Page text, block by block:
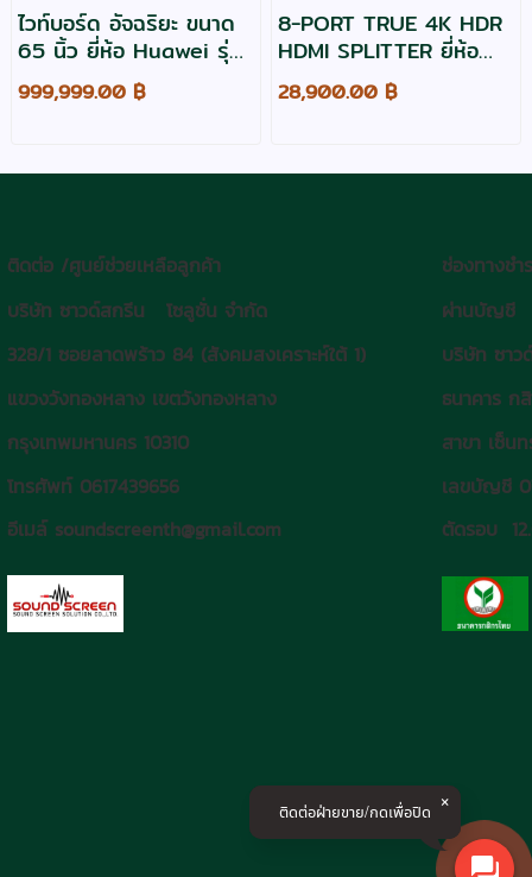
ไวท์บอร์ด อัจฉริยะ ขนาด
65 นิ้ว ยี่ห้อ Huawei รุ่น
Ideahub ES2 Plus
999,999.00 ฿
8-PORT TRUE 4K HDR
HDMI SPLITTER ยี่ห้อ
ATEN รุ่น VS0108HB
28,900.00 ฿
ติดต่อ /ศูนย์ช่วยเหลือลูกค้า
บริษัท ซาวด์สกรีน โซลูชั่น จำกัด
328/1 ซอยลาดพร้าว 84 (สังคมสงเคราะห์ใต้ 1)
แขวงวังทองหลาง เขตวังทองหลาง
กรุงเทพมหานคร 10310
โทรศัพท์ 0617439656
อีเมล์ soundscreenth@gmail.com
ช่องทางชำ
ผ่านบัญชี
บริษัท ซาว
ธนาคาร ก
สาขา เซ็
เลขบัญชี
ตัดรอบ
ติดต่อฝ่ายขาย/กดเพื่อปิด